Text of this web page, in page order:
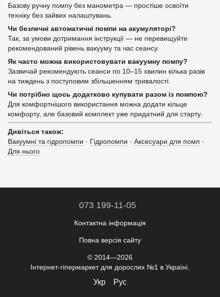
Базову ручну помпу без манометра — простіше освоїти
техніку без зайвих налаштувань.
Чи безпечні автоматичні помпи на акумуляторі?
Так, за умови дотримання інструкції — не перевищуйте
рекомендований рівень вакууму та час сеансу.
Як часто можна використовувати вакуумну помпу?
Зазвичай рекомендують сеанси по 10–15 хвилин кілька разів
на тиждень з поступовим збільшенням тривалості.
Чи потрібно щось додатково купувати разом із помпою?
Для комфортнішого використання можна додати кільце
комфорту, але базовий комплект уже придатний для старту.
Дивіться також:
Вакуумні та гідропомпи · Гідропомпи · Аксесуари для помп ·
Для нього
073 199-11-05
Контактна інформація
Повна версія сайту
© 2014—2026
Інтернет-гіпермаркет для дорослих №1 в Україні.
Укр Рус